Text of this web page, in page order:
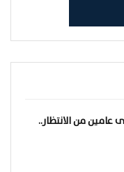
عامين من الانتظار..